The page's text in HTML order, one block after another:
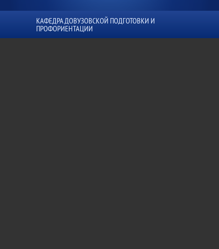
КАФЕДРА ДОВУЗОВСКОЙ ПОДГОТОВКИ И
ПРОФОРИЕНТАЦИИ